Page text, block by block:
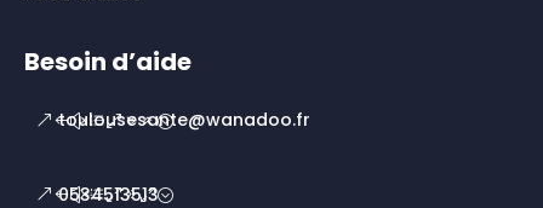
Besoin d’aide
toulousesante@wanadoo.fr
0534513513